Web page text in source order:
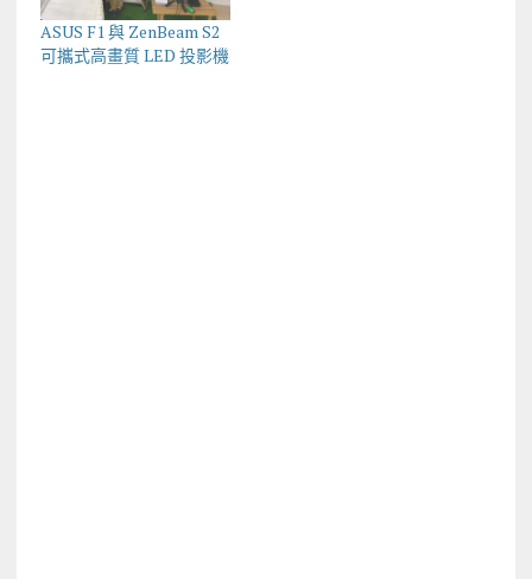
ASUS F1 與 ZenBeam S2
可攜式高畫質 LED 投影機